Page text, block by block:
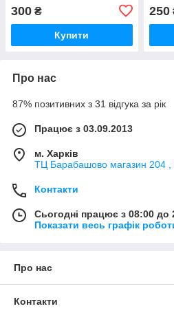
300 ₴
Купити
250
Про нас
87% позитивних з 31 відгука за рік
Працює з 03.09.2013
м. Харків
ТЦ Барабашово магазин 204 ,
Контакти
Сьогодні працює з 08:00 до
Показати весь графік
Про нас
Контакти